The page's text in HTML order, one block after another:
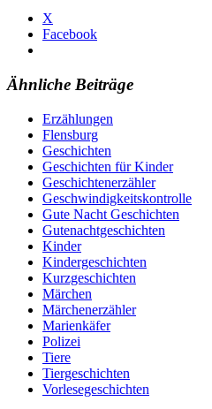
X
Facebook
Ähnliche Beiträge
Erzählungen
Flensburg
Geschichten
Geschichten für Kinder
Geschichtenerzähler
Geschwindigkeitskontrolle
Gute Nacht Geschichten
Gutenachtgeschichten
Kinder
Kindergeschichten
Kurzgeschichten
Märchen
Märchenerzähler
Marienkäfer
Polizei
Tiere
Tiergeschichten
Vorlesegeschichten